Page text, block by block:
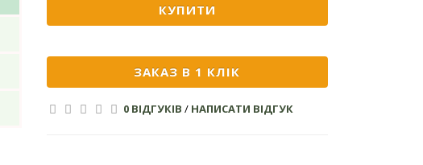
КУПИТИ
ЗАКАЗ В 1 КЛІК
0 ВІДГУКІВ / НАПИСАТИ ВІДГУК